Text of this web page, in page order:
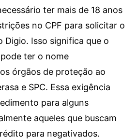
ter mais de 18 anos
no CPF para solicitar o
Digio. Isso significa que o
ter o nome
órgãos de proteção ao
e SPC. Essa exigência
para alguns
aqueles que buscam
para negativados.